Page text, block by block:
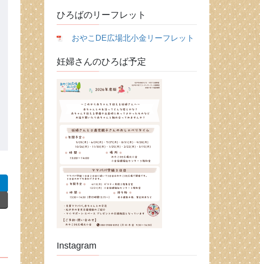
ひろばのリーフレット
おやこDE広場北小金リーフレット
妊婦さんのひろば予定
Instagram